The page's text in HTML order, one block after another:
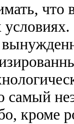
что
самый
кроме